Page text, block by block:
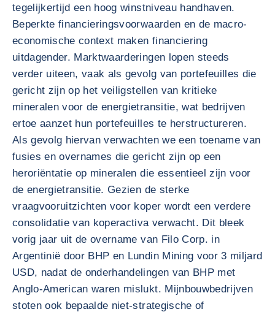
tegelijkertijd een hoog winstniveau handhaven.
Beperkte financieringsvoorwaarden en de macro-
economische context maken financiering
uitdagender. Marktwaarderingen lopen steeds
verder uiteen, vaak als gevolg van portefeuilles die
gericht zijn op het veiligstellen van kritieke
mineralen voor de energietransitie, wat bedrijven
ertoe aanzet hun portefeuilles te herstructureren.
Als gevolg hiervan verwachten we een toename van
fusies en overnames die gericht zijn op een
heroriëntatie op mineralen die essentieel zijn voor
de energietransitie. Gezien de sterke
vraagvooruitzichten voor koper wordt een verdere
consolidatie van koperactiva verwacht. Dit bleek
vorig jaar uit de overname van Filo Corp. in
Argentinië door BHP en Lundin Mining voor 3 miljard
USD, nadat de onderhandelingen van BHP met
Anglo-American waren mislukt. Mijnbouwbedrijven
stoten ook bepaalde niet-strategische of